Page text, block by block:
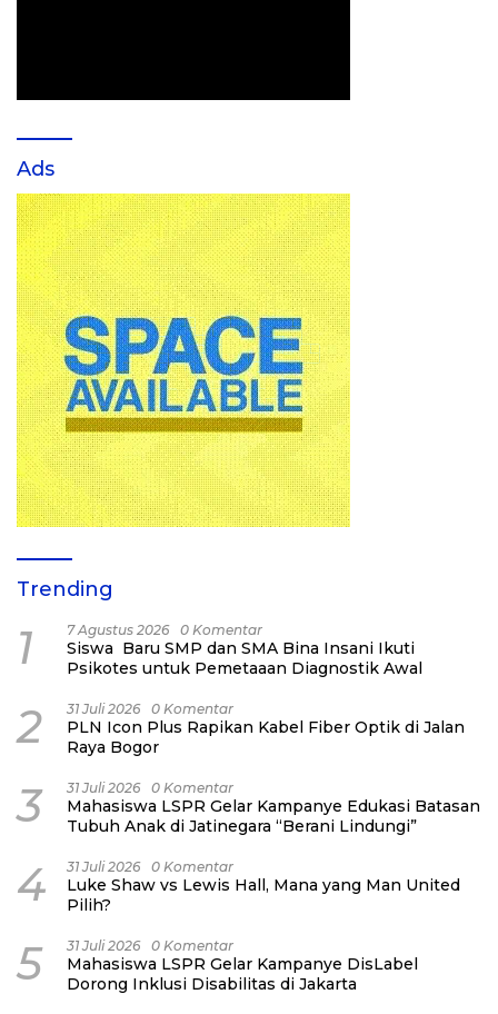
Ads
Trending
1 7 Agustus 2026 0 Komentar
Siswa Baru SMP dan SMA Bina Insani Ikuti
Psikotes untuk Pemetaaan Diagnostik Awal
2 31 Juli 2026 0 Komentar
PLN Icon Plus Rapikan Kabel Fiber Optik di Jalan
Raya Bogor
3 31 Juli 2026 0 Komentar
Mahasiswa LSPR Gelar Kampanye Edukasi Batasan
Tubuh Anak di Jatinegara “Berani Lindungi”
4 31 Juli 2026 0 Komentar
Luke Shaw vs Lewis Hall, Mana yang Man United
Pilih?
5 31 Juli 2026 0 Komentar
Mahasiswa LSPR Gelar Kampanye DisLabel
Dorong Inklusi Disabilitas di Jakarta